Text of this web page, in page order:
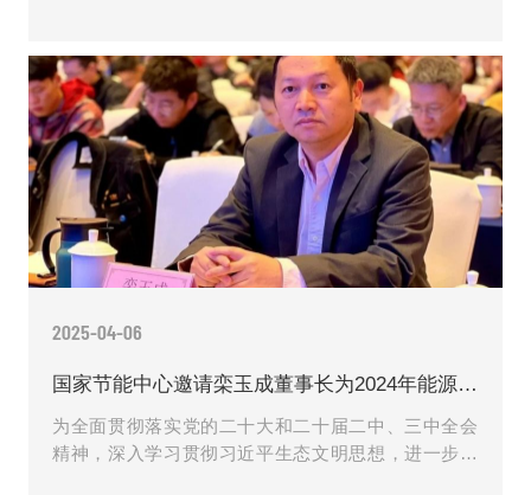
2025-04-06
国家节能中心邀请栾玉成董事长为2024年能源与碳排放管理培训会授课
为全面贯彻落实党的二十大和二十届二中、三中全会
精神，深入学习贯彻习近平生态文明思想，进一步落